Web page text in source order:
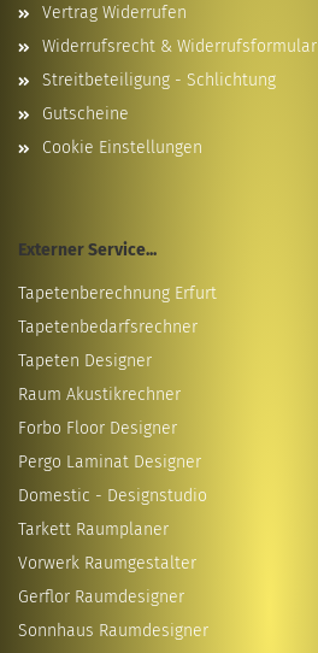
Vertrag Widerrufen
Widerrufsrecht & Widerrufsformular
Streitbeteiligung - Schlichtung
Gutscheine
Cookie Einstellungen
Externer Service...
Tapetenberechnung Erfurt
Tapetenbedarfsrechner
Tapeten Designer
Raum Akustikrechner
Forbo Floor Designer
Pergo Laminat Designer
Domestic - Designstudio
Tarkett Raumplaner
Vorwerk Raumgestalter
Gerflor Raumdesigner
Sonnhaus Raumdesigner